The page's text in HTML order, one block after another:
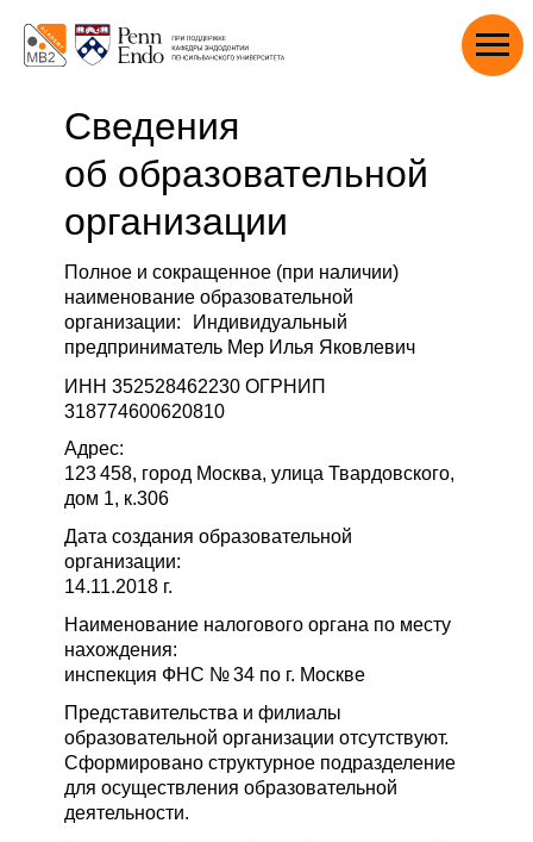
Сведения
об образовательной
организации
Полное и сокращенное (при наличии)
наименование образовательной
организации: Индивидуальный
предприниматель Мер Илья Яковлевич
ИНН 352528462230 ОГРНИП
318774600620810
Адрес:
123 458, город Москва, улица Твардовского,
дом 1, к.306
Дата создания образовательной
организации:
14.11.2018 г.
Наименование налогового органа по месту
нахождения:
инспекция ФНС № 34 по г. Москве
Представительства и филиалы
образовательной организации отсутствуют.
Сформировано структурное подразделение
для осуществления образовательной
деятельности.